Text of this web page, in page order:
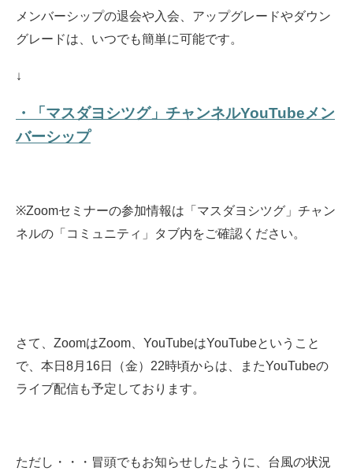
メンバーシップの退会や入会、アップグレードやダウン
グレードは、いつでも簡単に可能です。
↓
・「マスダヨシツグ」チャンネルYouTubeメン
バーシップ
※Zoomセミナーの参加情報は「マスダヨシツグ」チャン
ネルの「コミュニティ」タブ内をご確認ください。
さて、ZoomはZoom、YouTubeはYouTubeということ
で、本日8月16日（金）22時頃からは、またYouTubeの
ライブ配信も予定しております。
ただし・・・冒頭でもお知らせしたように、台風の状況